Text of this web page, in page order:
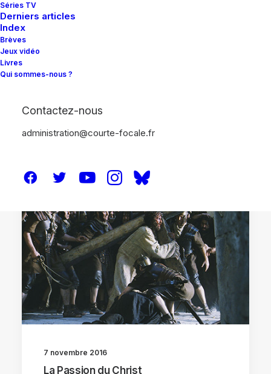
Séries TV
Derniers articles
Index
Brèves
Jeux vidéo
Livres
Qui sommes-nous ?
Contactez-nous
administration@courte-focale.fr
7 novembre 2016
La Passion du Christ